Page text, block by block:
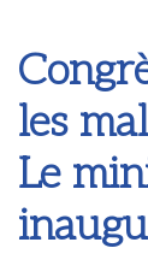
les
Le